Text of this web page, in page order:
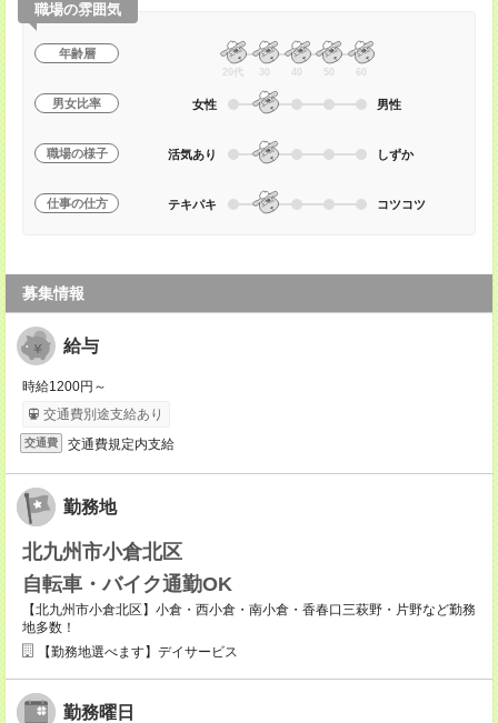
職場の雰囲気
年齢層
20代 30 40 50 60
男女比率 女性 男性
職場の様子 活気あり しずか
仕事の仕方 テキパキ コツコツ
募集情報
給与
時給1200円～
交通費別途支給あり
交通費 交通費規定内支給
勤務地
北九州市小倉北区
自転車・バイク通勤OK
【北九州市小倉北区】小倉・西小倉・南小倉・香春口三萩野・片野など勤務
地多数！
【勤務地選べます】デイサービス
勤務曜日